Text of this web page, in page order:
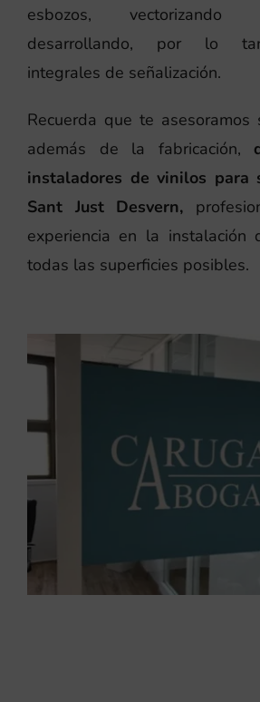
esbozos,
desarrollando, por lo
integrales de señalización.
Recuerda que te
además de la fabricación,
instaladores de vinilos para
Sant Just Desvern,
experiencia en la instalación
todas las superficies posibles.